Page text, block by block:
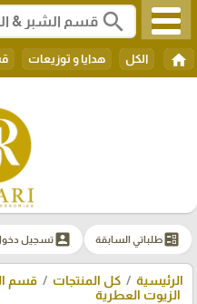
search
home الكل هدايا و توزيعات
ballotطلباتي السابقة account_boxتسجيل
الرئيسية كل المنتجات
قسم
الزيوت العطرية